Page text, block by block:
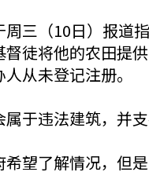
三（10日）报道
徒将他的农田提
从未登记注册。
于违法建筑，并
望了解情况，但是